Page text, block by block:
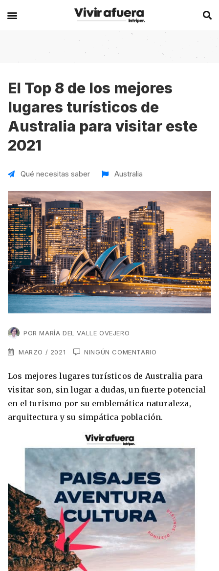
Secciones
Becas
Historias de viajeros
Intercambios
Postgrados
Work
Working Holidays
Lo último sobre intercambios
Los países que más innovan en el campo
digital
Romina Guzman 24/11/2021
Australia permitirá la entrada de
estudiantes y trabajadores cualificados
vacunados contra el Covid-19
Europa
Alemania
Bélgica
Chipre
España
Italia
Malta
Reino Unido
Suecia
Asia
China
Corea del Sur
Japón
Oceanía
Australia
Nueva Zelanda
América
Canadá
Estados Unidos
Ecuador
México
Experiencias en el extranjero
Australia
Canadá
España
Irlanda
VER TODAS LAS EXPERIENCIAS
Estudia un Máster de Marketing en Madrid
Estudia Inglés frente al Mediterráneo
Síguenos en las redes
Suscríbete a nuestro
newsletter
Recibe toda la info que necesitas para
vivir afuera.
He leído y acepto los Términos y
Condiciones
ENVIAR
El Top 8 de los mejores
lugares turísticos de
Australia para visitar este
2021
Qué necesitas saber Australia
POR MARÍA DEL VALLE OVEJERO
MARZO / 2021 NINGÚN COMENTARIO
Los mejores lugares turísticos de Australia para
visitar son, sin lugar a dudas, un fuerte potencial
en el turismo por su emblemática naturaleza,
arquitectura y su simpática población.